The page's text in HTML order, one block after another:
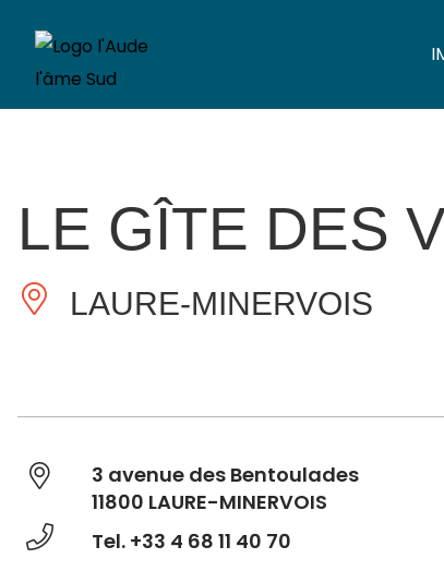
LE GÎTE DES
LAURE-MINERVOIS
3 avenue des Bentoulades
11800 LAURE-MINERVOIS
Tel. +33 4 68 11 40 70